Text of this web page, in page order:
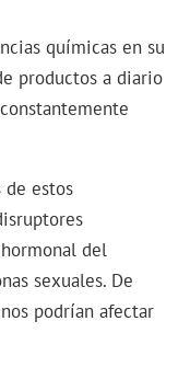
químicas en su
productos a diario
de estos
del
sexuales. De
podrían afectar